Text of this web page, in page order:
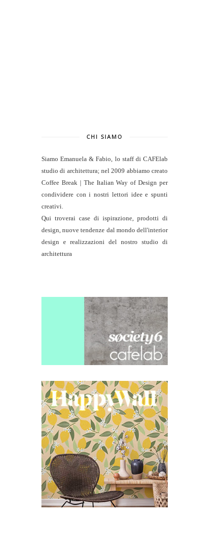
CHI SIAMO
Siamo Emanuela & Fabio, lo staff di CAFElab
studio di architettura; nel 2009 abbiamo creato
Coffee Break | The Italian Way of Design per
condividere con i nostri lettori idee e spunti
creativi.
Qui troverai case di ispirazione, prodotti di
design, nuove tendenze dal mondo dell'interior
design e realizzazioni del nostro studio di
architettura